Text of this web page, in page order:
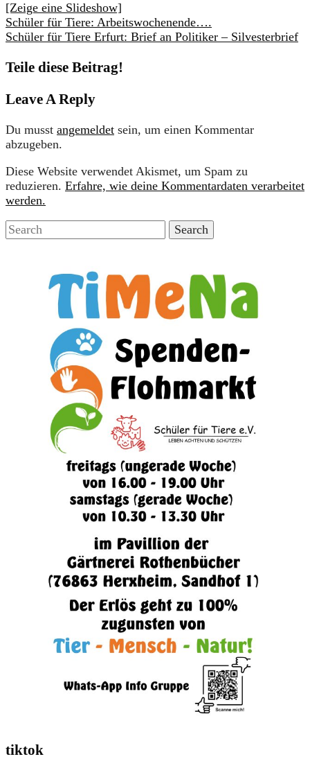
[Zeige eine Slideshow]
Schüler für Tiere: Arbeitswochenende….
Schüler für Tiere Erfurt: Brief an Politiker – Silvesterbrief
Teile diese Beitrag!
Leave A Reply
Du musst angemeldet sein, um einen Kommentar
abzugeben.
Diese Website verwendet Akismet, um Spam zu
reduzieren. Erfahre, wie deine Kommentardaten verarbeitet
werden.
tiktok